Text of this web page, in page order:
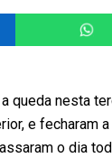
queda nesta
e
o dia